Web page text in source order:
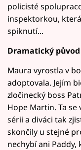
policisté
inspektorkou,
spiknutí...
Dramatický původ
Maura vyrostla v
adoptovala. Jejím
zločinecký boss
Hope Martin. Ta
sérii a diváci tak
skončily u stejné
nechybí ani